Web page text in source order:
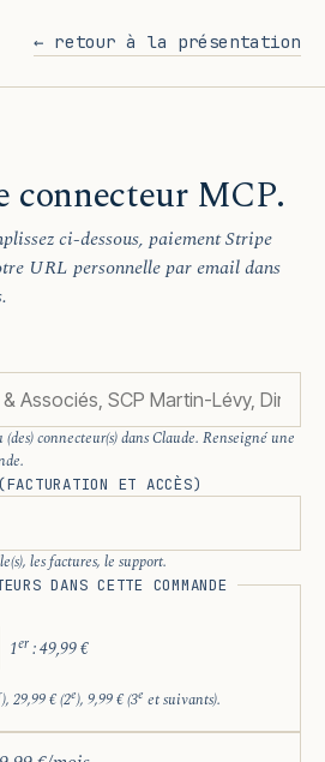
← retour à la présentation
connecteur MCP.
ci-dessous, paiement Stripe
URL personnelle par email dans
connecteur(s) dans Claude. Renseigné une
ET ACCÈS)
les factures, le support.
DANS CETTE COMMANDE
1er: 49,99 €
), 29,99 € (2e), 9,99 € (3e et suivants).